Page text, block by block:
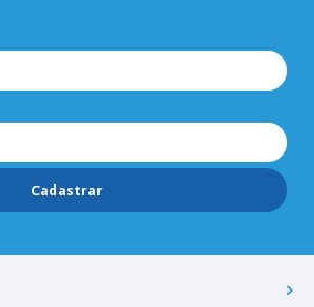
Cadastrar